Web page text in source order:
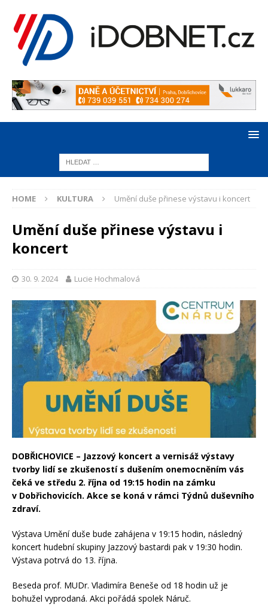
HOME KULTURA Umění duše přinese výstavu i koncert
Umění duše přinese výstavu i
koncert
30. 9. 2024 Lucie Hochmalová
DOBŘICHOVICE – Jazzový koncert a vernisáž výstavy
tvorby lidí se zkušeností s dušením onemocněním vás
čeká ve středu 2. října od 19:15 hodin na zámku
v Dobřichovicích. Akce se koná v rámci Týdnů duševního
zdraví.
Výstava Umění duše bude zahájena v 19:15 hodin, následný
koncert hudební skupiny Jazzový bastardi pak v 19:30 hodin.
Výstava potrvá do 13. října.
Beseda prof. MUDr. Vladimíra Beneše od 18 hodin už je
bohužel vyprodaná. Akci pořádá spolek Náruč.